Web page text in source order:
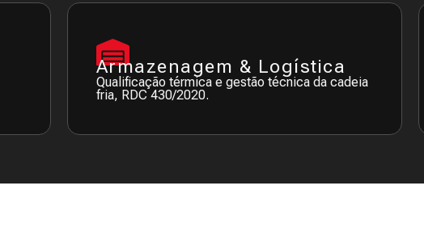
Armazenagem & Logística
Qualificação térmica e gestão técnica da cadeia
fria, RDC 430/2020.